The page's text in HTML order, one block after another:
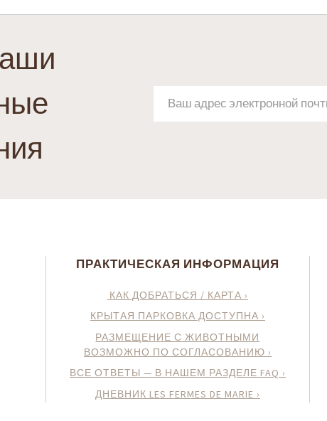
ПРАКТИЧЕСКАЯ ИНФОРМАЦИЯ
КАК ДОБРАТЬСЯ / КАРТА ›
КРЫТАЯ ПАРКОВКА ДОСТУПНА ›
РАЗМЕЩЕНИЕ С ЖИВОТНЫМИ
ВОЗМОЖНО ПО СОГЛАСОВАНИЮ ›
ВСЕ ОТВЕТЫ — В НАШЕМ РАЗДЕЛЕ FAQ ›
ДНЕВНИК LES FERMES DE MARIE ›